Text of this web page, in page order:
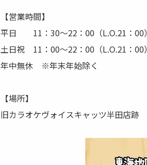
【営業時間】
平日 11：30～22：00（L.O.21：00）
土日祝 11：00～22：00（L.O.21：00）
年中無休 ※年末年始除く
【場所】
旧カラオケヴォイスキャッツ半田店跡